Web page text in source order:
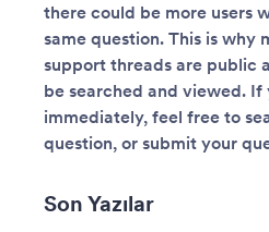
there could be more users
same question. This is why
support threads are public
be searched and viewed. If
immediately, feel free to
question, or submit your
Son Yazılar